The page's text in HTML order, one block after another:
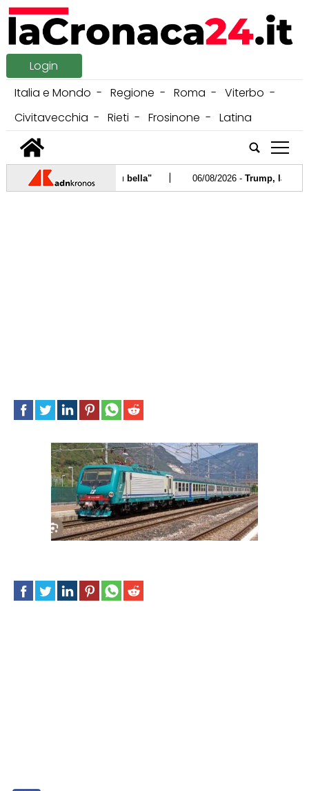
Login
Italia e Mondo
Regione Roma
Viterbo
Civitavecchia
Rieti Frosinone
Latina
tap
"Ogni giorno più bella"| 06/08/2026 -Trump, la stella a